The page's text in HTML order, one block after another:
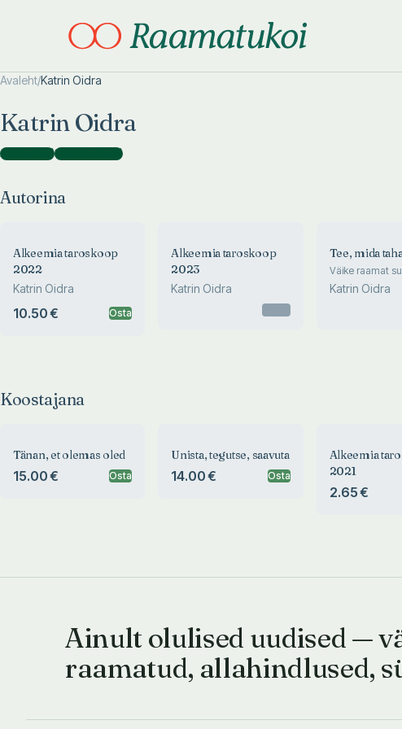
Avaleht/Katrin Oidra
Katrin Oidra
Autorina )Koostajana )
Autorina
Alkeemia taroskoop
2022
Katrin Oidra
10.50 € Osta
Alkeemia taroskoop
2023
Katrin Oidra
Tee, mida
Väike raamat
tegudeks
Katrin Oidra
Koostajana
Tänan, et olemas oled
15.00 € Osta
Unista, tegutse, saavuta
14.00 € Osta
Alkeemia
2021
2.65 €
Ainult olulised uudised —
raamatud, allahindlused,